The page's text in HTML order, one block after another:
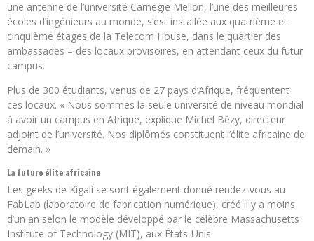
une antenne de l’université Carnegie Mellon, l’une des meilleures
écoles d’ingénieurs au monde, s’est installée aux quatrième et
cinquième étages de la Telecom House, dans le quartier des
ambassades – des locaux provisoires, en attendant ceux du futur
campus.
Plus de 300 étudiants, venus de 27 pays d’Afrique, fréquentent
ces locaux. « Nous sommes la seule université de niveau mondial
à avoir un campus en Afrique, explique Michel Bézy, directeur
adjoint de l’université. Nos diplômés constituent l’élite africaine de
demain. »
La future élite africaine
Les geeks de Kigali se sont également donné rendez-vous au
FabLab (laboratoire de fabrication numérique), créé il y a moins
d’un an selon le modèle développé par le célèbre Massachusetts
Institute of Technology (MIT), aux États-Unis.